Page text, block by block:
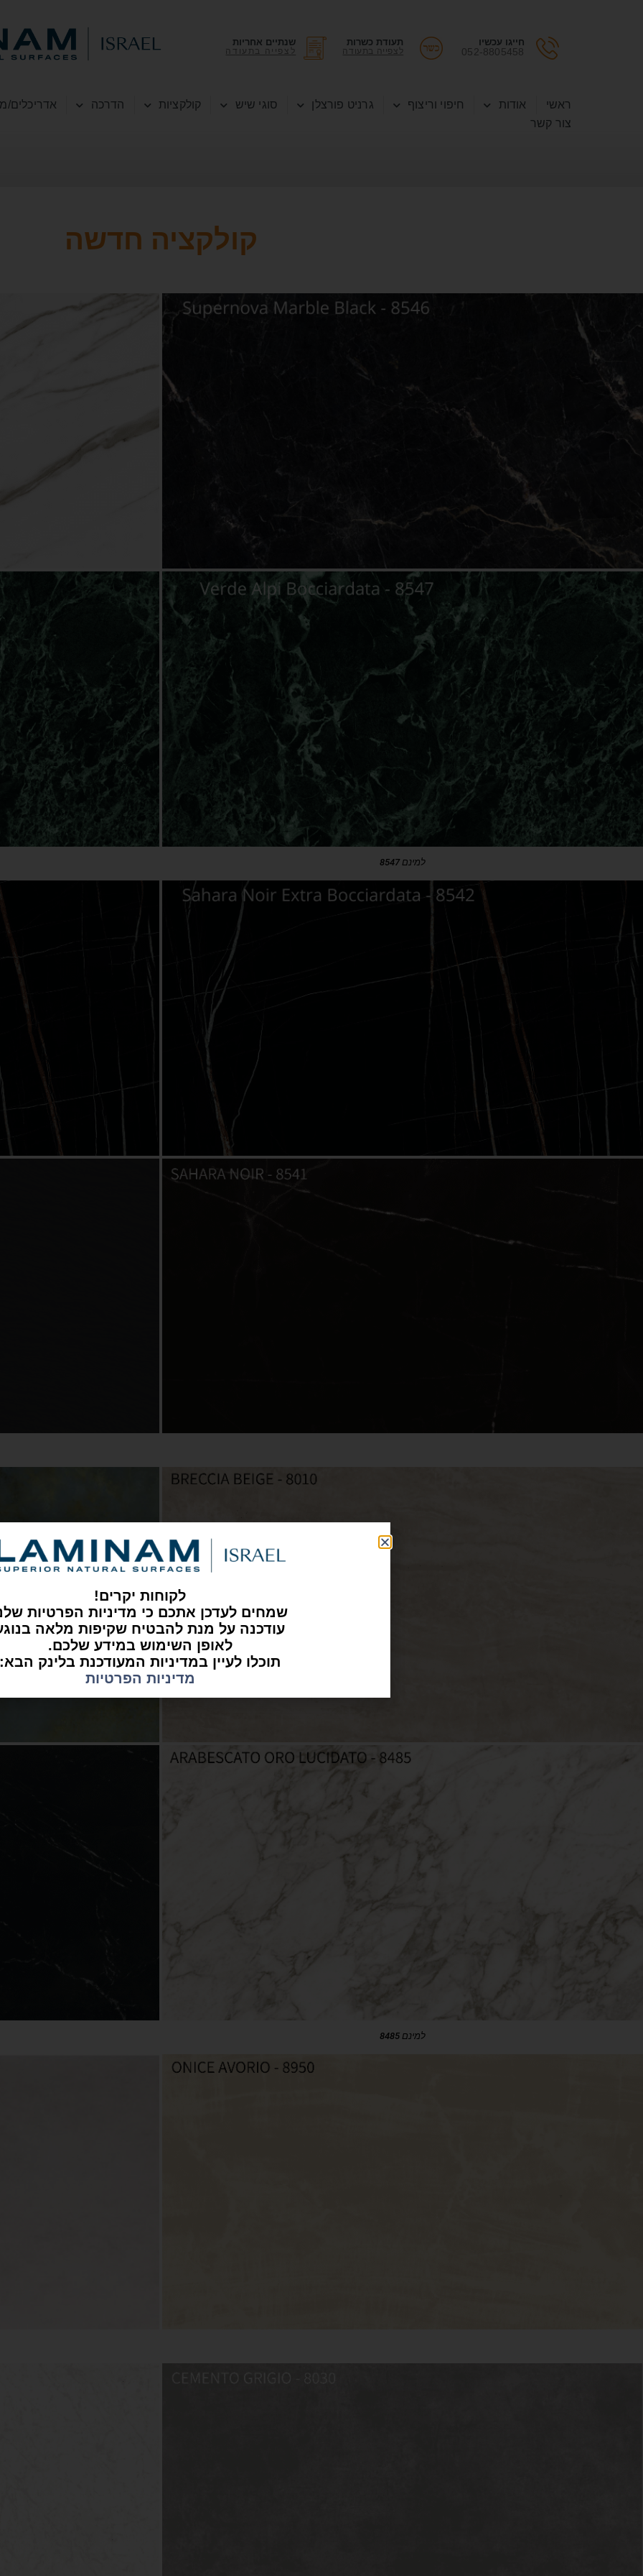
חייגו עכשיו
052-8805458
תעודת כשרות
לצפייה בתעודה
שנתיים אחריות
לצפייה בתעודה
ראשי אודות חיפוי וריצוף גרניט פורצלן סוגי שיש קולקציות הדרכה
אדריכלים/
צור קשר
קולקציה חדשה
למינם 8547
למינם 8485
לקוחות יקרים!
שמחים לעדכן אתכם כי מדיניות הפרטיות
עודכנה על מנת להבטיח שקיפות מלאה
לאופן השימוש במידע שלכם.
תוכלו לעיין במדיניות המעודכנת בלינק הבא:
מדיניות הפרטיות